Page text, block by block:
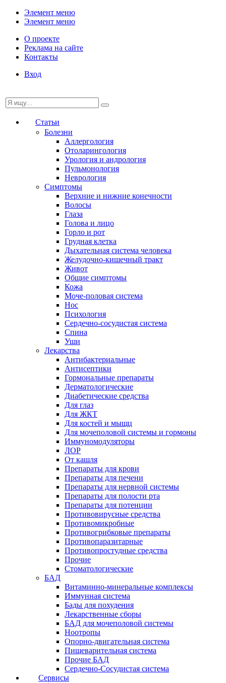
Элемент меню
Элемент меню
О проекте
Реклама на сайте
Контакты
Вход
Статьи
Болезни
Аллергология
Отоларингология
Урология и андрология
Пульмонология
Неврология
Симптомы
Верхние и нижние конечности
Волосы
Глаза
Голова и лицо
Горло и рот
Грудная клетка
Дыхательная система человека
Желудочно-кишечный тракт
Живот
Общие симптомы
Кожа
Моче-половая система
Нос
Психология
Сердечно-сосудистая система
Спина
Уши
Лекарства
Антибактериальные
Антисептики
Гормональные препараты
Дерматологические
Диабетические средства
Для глаз
Для ЖКТ
Для костей и мыщц
Для мочеполовой системы и гормоны
Иммуномодуляторы
ЛОР
От кашля
Препараты для крови
Препараты для печени
Препараты для нервной системы
Препараты для полости рта
Препараты для потенции
Противовирусные средства
Противомикробные
Противогрибковые препараты
Противопаразитарные
Противопростудные средства
Прочие
Стоматологические
БАД
Витаминно-минеральные комплексы
Иммунная система
Бады для похудения
Лекарственные сборы
БАД для мочеполовой системы
Ноотропы
Опорно-двигательная система
Пищеварительная система
Прочие БАД
Сердечно-Сосудистая система
Сервисы